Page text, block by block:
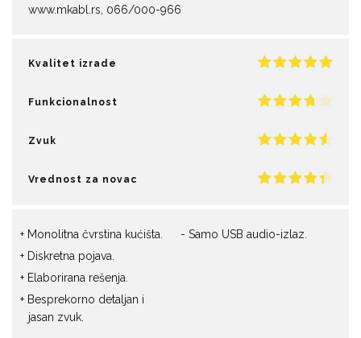
www.mkabl.rs, 066/000-966
Kvalitet izrade
Funkcionalnost
Zvuk
Vrednost za novac
Monolitna čvrstina kućišta.
Diskretna pojava.
Elaborirana rešenja.
Besprekorno detaljan i
jasan zvuk.
Samo USB audio-izlaz.